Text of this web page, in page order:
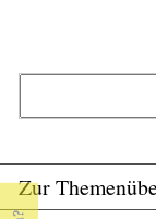
Zur